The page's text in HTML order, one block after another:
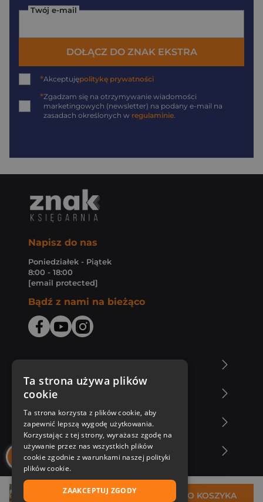
29,32 zł DO KOSZYKA
Twój e-mail
DOŁĄCZ DO ZNAK EKSTRA
*Akceptujępolitykę prywatności
*Zgadzam się na otrzymywanie wiadomości
marketingowych (newsletter) na podany e-mail na
zasadach określonych w regulaminie
Napisz do nas
Poniedziałek - Piątek
8:00 - 18:00
[email protected]
Bądź z nami na bieżąco
Zakupy u nas
Nasza oferta
Nasi autorzy
Ta strona używa plików
cookie
Ta strona korzysta z plików cookie, aby
zapewnić lepszą wygodę użytkowania.
Korzystając z tej strony, wyrażasz zgodę na
używanie przez nas wszystkich plików
cookie zgodnie z warunkami naszej polityki
plików cookie.
ZAAKCEPTUJ ZGODY